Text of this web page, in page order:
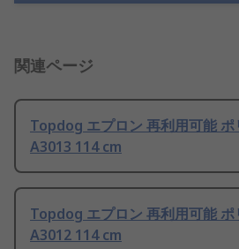
関連ページ
Topdog エプロン 再利用可能 ポ
A3013 114 cm
Topdog エプロン 再利用可能 ポ
A3012 114 cm